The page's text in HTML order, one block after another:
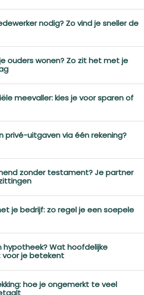
nodig? Zo vind je sneller de
ouders wonen? Zo zit het met je
meevaller: kies je voor sparen of
privé-uitgaven via één rekening?
zonder testament? Je partner
je bedrijf: zo regel je een soepele
hypotheek? Wat hoofdelijke
voor je betekent
hoe je ongemerkt te veel